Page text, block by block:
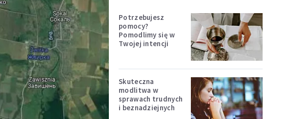
Potrzebujesz
pomocy?
Pomodlimy się w
Twojej intencji
Skuteczna
modlitwa w
sprawach trudnych
i beznadziejnych